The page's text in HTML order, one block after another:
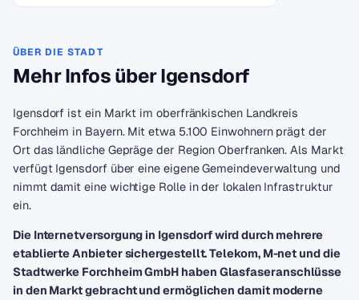
ÜBER DIE STADT
Mehr Infos über Igensdorf
Igensdorf ist ein Markt im oberfränkischen Landkreis
Forchheim in Bayern. Mit etwa 5.100 Einwohnern prägt der
Ort das ländliche Gepräge der Region Oberfranken. Als Markt
verfügt Igensdorf über eine eigene Gemeindeverwaltung und
nimmt damit eine wichtige Rolle in der lokalen Infrastruktur
ein.
Die Internetversorgung in Igensdorf wird durch mehrere
etablierte Anbieter sichergestellt. Telekom, M-net und die
Stadtwerke Forchheim GmbH haben Glasfaseranschlüsse
in den Markt gebracht und ermöglichen damit moderne